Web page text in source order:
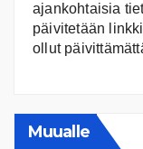
ajankohtaisia
päivitetään
ollut
Muualle